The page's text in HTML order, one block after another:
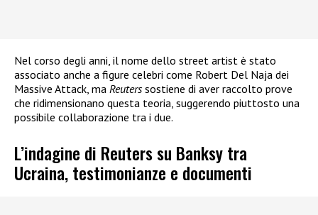
Nel corso degli anni, il nome dello street artist è stato
associato anche a figure celebri come Robert Del Naja dei
Massive Attack, ma Reuterssostiene di aver raccolto prove
che ridimensionano questa teoria, suggerendo piuttosto una
possibile collaborazione tra i due.
L’indagine di Reuters su Banksy tra
Ucraina, testimonianze e documenti